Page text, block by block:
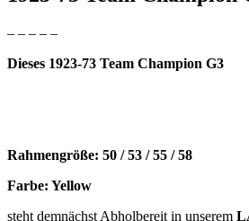
– – – – –
Dieses 1923-73 Team Champion G3
Rahmengröße: 50 / 53 / 55 / 58
Farbe: Yellow
steht demnächst Abholbereit in unserem